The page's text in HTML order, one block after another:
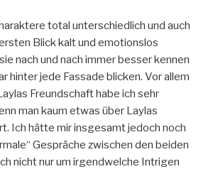
total unterschiedlich und auch
Blick kalt und emotionslos
nach und nach immer besser kennen
hinter jede Fassade blicken. Vor allem
Freundschaft habe ich sehr
man kaum etwas über Laylas
Ich hätte mir insgesamt jedoch noch
Gespräche zwischen den beiden
nicht nur um irgendwelche Intrigen